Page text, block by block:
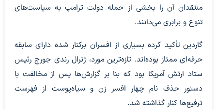
منتقدان آن را بخشی از حمله دولت ترامپ به سیاست‌های
تنوع و برابری می‌دانند.
گاردین تأکید کرده بسیاری از افسران برکنار شده دارای سابقه
حرفه‌ای ممتاز بوده‌اند. تازه‌ترین مورد، ژنرال رندی جورج رئیس
ستاد ارتش آمریکا بود که بنا بر گزارش‌ها پس از مخالفت با
دستور حذف نام چهار افسر زن و سیاه‌پوست از فهرست
ترفیع‌ها کنار گذاشته شد.